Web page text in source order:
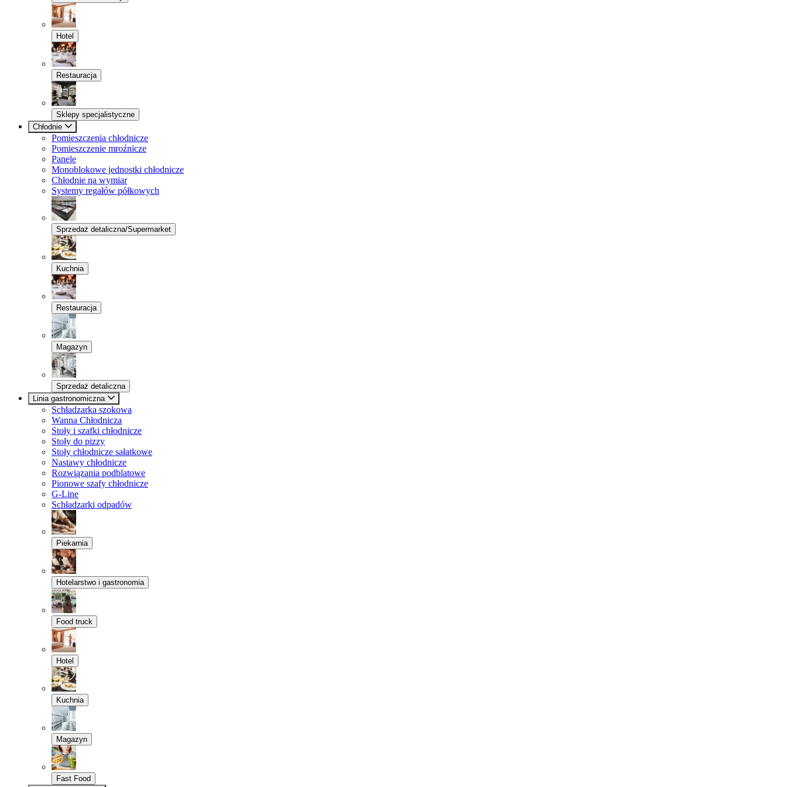
Hotel
Restauracja
Sklepy specjalistyczne
Chłodnie
Pomieszczenia chłodnicze
Pomieszczenie mroźnicze
Panele
Monoblokowe jednostki chłodnicze
Chłodnie na wymiar
Systemy regałów półkowych
Sprzedaż detaliczna/Supermarket
Kuchnia
Restauracja
Magazyn
Sprzedaż detaliczna
Linia gastronomiczna
Schładzarka szokowa
Wanna Chłodnicza
Stoły i szafki chłodnicze
Stoły do pizzy
Stoły chłodnicze sałatkowe
Nastawy chłodnicze
Rozwiązania podblatowe
Pionowe szafy chłodnicze
G-Line
Schładzarki odpadów
Piekarnia
Hotelarstwo i gastronomia
Food truck
Hotel
Kuchnia
Magazyn
Fast Food